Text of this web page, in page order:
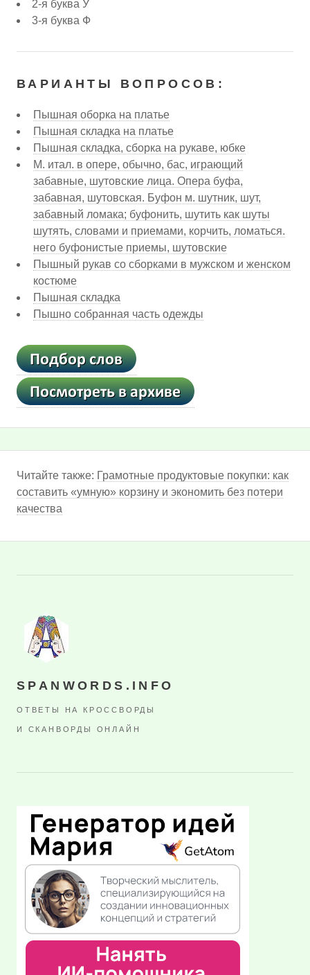
2-я буква У
3-я буква Ф
ВАРИАНТЫ ВОПРОСОВ:
Пышная оборка на платье
Пышная складка на платье
Пышная складка, сборка на рукаве, юбке
М. итал. в опере, обычно, бас, играющий
забавные, шутовские лица. Опера буфа,
забавная, шутовская. Буфон м. шутник, шут,
забавный ломака; буфонить, шутить как шуты
шутять, словами и приемами, корчить, ломаться.
него буфонистые приемы, шутовские
Пышный рукав со сборками в мужском и женском
костюме
Пышная складка
Пышно собранная часть одежды
Читайте также: Грамотные продуктовые покупки: как
составить «умную» корзину и экономить без потери
качества
SPANWORDS.INFO
ОТВЕТЫ НА КРОССВОРДЫ
И СКАНВОРДЫ ОНЛАЙН